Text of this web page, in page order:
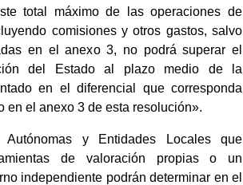
total máximo de las operaciones de
comisiones y otros gastos, salvo
en el anexo 3, no podrá superar el
del Estado al plazo medio de la
en el diferencial que corresponda
en el anexo 3 de esta resolución».
Autónomas y Entidades Locales que
de valoración propias o un
independiente podrán determinar en el